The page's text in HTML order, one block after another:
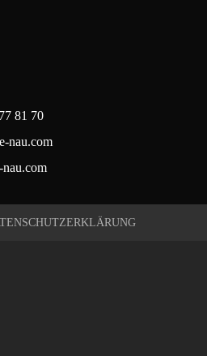
81 70
nau.com